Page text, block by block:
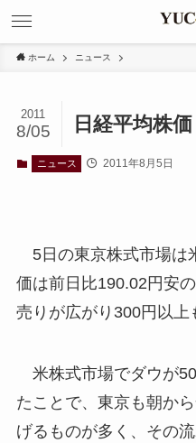
ホーム ニュース
日経平均株
2011
8/05
ニュース 2011年8月5日
5日の東京株式市場は
価は前日比190.02円安
売りが広がり300円以上
米株式市場でダウが
たことで、東京も朝か
げるものが多く、その